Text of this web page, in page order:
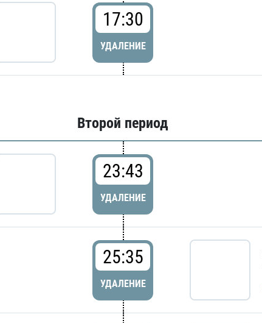
17:30
УДАЛЕНИЕ
Второй период
23:43
УДАЛЕНИЕ
25:35
УДАЛЕНИЕ